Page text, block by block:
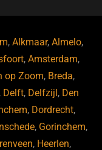
,Alkmaar,Almelo,
,Amsterdam,
op Zoom, Breda,
, Delft, Delfzijl, Den
, Dordrecht,
, Gorinchem,
, Heerlen,